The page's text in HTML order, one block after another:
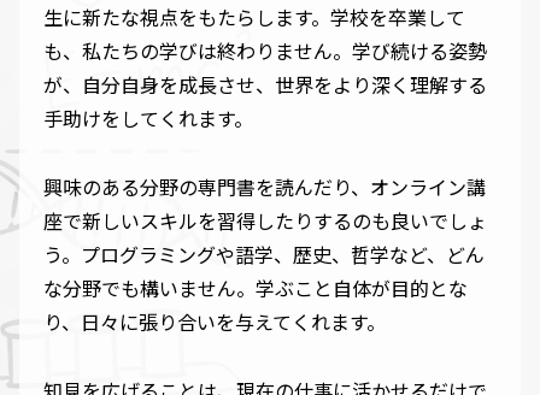
生に新たな視点をもたらします。学校を卒業して
も、私たちの学びは終わりません。学び続ける姿勢
が、自分自身を成長させ、世界をより深く理解する
手助けをしてくれます。
興味のある分野の専門書を読んだり、オンライン講
座で新しいスキルを習得したりするのも良いでしょ
う。プログラミングや語学、歴史、哲学など、どん
な分野でも構いません。学ぶこと自体が目的とな
り、日々に張り合いを与えてくれます。